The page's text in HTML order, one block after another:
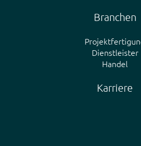
Branchen
Dienstleister
Handel
Karriere